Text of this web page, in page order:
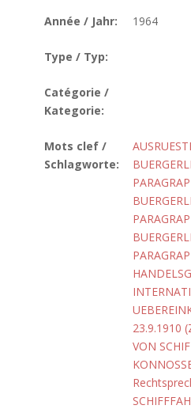
Année / Jahr: 1964
Type / Typ:
Catégorie /
Kategorie:
Mots clef /
Schlagworte:
23.9.1910
VON